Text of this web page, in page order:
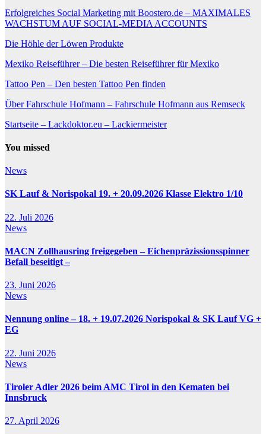
Erfolgreiches Social Marketing mit Boostero.de – MAXIMALES
WACHSTUM AUF SOCIAL-MEDIA ACCOUNTS
Die Höhle der Löwen Produkte
Mexiko Reiseführer – Die besten Reiseführer für Mexiko
Tattoo Pen – Den besten Tattoo Pen finden
Über Fahrschule Hofmann – Fahrschule Hofmann aus Remseck
Startseite – Lackdoktor.eu – Lackiermeister
You missed
News
SK Lauf & Norispokal 19. + 20.09.2026 Klasse Elektro 1/10
22. Juli 2026
News
MACN Zollhausring freigegeben – Eichenpräzissionsspinner
Befall beseitigt –
23. Juni 2026
News
Nennung online – 18. + 19.07.2026 Norispokal & SK Lauf VG +
EG
22. Juni 2026
News
Tiroler Adler 2026 beim AMC Tirol in den Kematen bei
Innsbruck
27. April 2026